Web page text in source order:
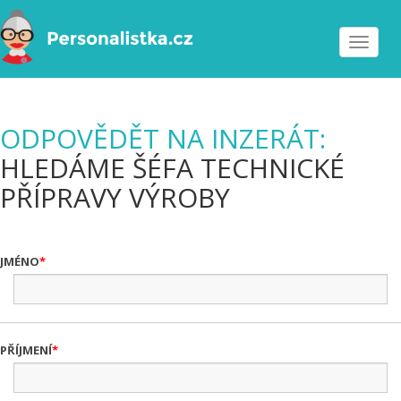
Toggle
ODPOVĚDĚT NA INZERÁT:
HLEDÁME ŠÉFA TECHNICKÉ
PŘÍPRAVY VÝROBY
JMÉNO
PŘÍJMENÍ